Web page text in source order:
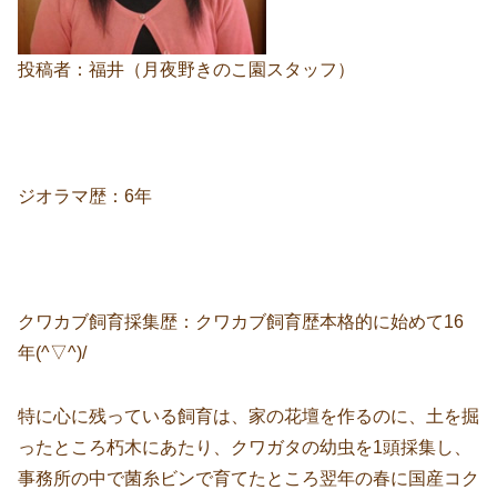
投稿者：福井（月夜野きのこ園スタッフ）
ジオラマ歴：6年
クワカブ飼育採集歴：クワカブ飼育歴本格的に始めて16
年(^▽^)/
特に心に残っている飼育は、家の花壇を作るのに、土を掘
ったところ朽木にあたり、クワガタの幼虫を1頭採集し、
事務所の中で菌糸ビンで育てたところ翌年の春に国産コク